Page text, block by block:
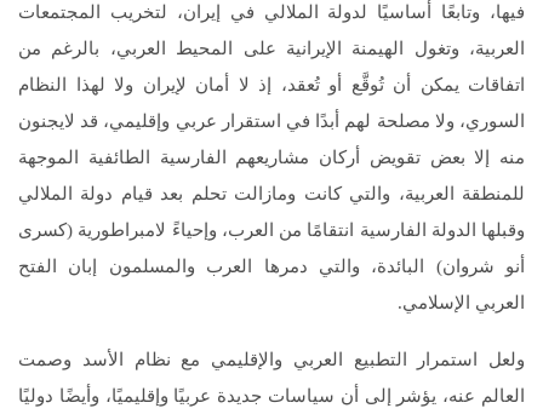
فيها، وتابعًا أساسيًا لدولة الملالي في إيران، لتخريب المجتمعات
العربية، وتغول الهيمنة الإيرانية على المحيط العربي، بالرغم من
اتفاقات يمكن أن تُوقَّع أو تُعقد، إذ لا أمان لإيران ولا لهذا النظام
السوري، ولا مصلحة لهم أبدًا في استقرار عربي وإقليمي، قد لايجنون
منه إلا بعض تقويض أركان مشاريعهم الفارسية الطائفية الموجهة
للمنطقة العربية، والتي كانت ومازالت تحلم بعد قيام دولة الملالي
وقبلها الدولة الفارسية انتقامًا من العرب، وإحياءً لامبراطورية (كسرى
أنو شروان) البائدة، والتي دمرها العرب والمسلمون إبان الفتح
العربي الإسلامي.
ولعل استمرار التطبيع العربي والإقليمي مع نظام الأسد وصمت
العالم عنه، يؤشر إلى أن سياسات جديدة عربيًا وإقليميًا، وأيضًا دوليًا